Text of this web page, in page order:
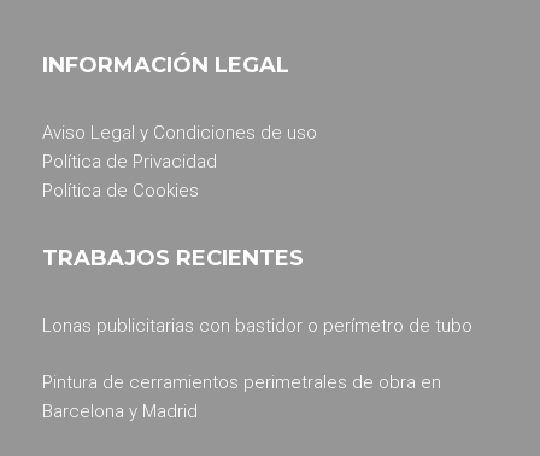
INFORMACIÓN LEGAL
Aviso Legal y Condiciones de uso
Política de Privacidad
Política de Cookies
TRABAJOS RECIENTES
Lonas publicitarias con bastidor o perímetro de tubo
Pintura de cerramientos perimetrales de obra en
Barcelona y Madrid